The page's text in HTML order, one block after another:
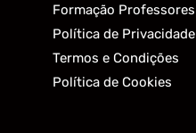
Formação Professores
Política de Privacidade
Termos e Condições
Política de Cookies